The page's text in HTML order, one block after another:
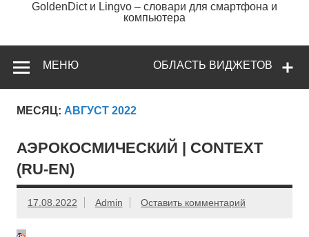
GoldenDict и Lingvo – словари для смартфона и
компьютера
ОБЛАСТЬ ВИДЖЕТОВ
МЕНЮ
МЕСЯЦ: АВГУСТ 2022
АЭРОКОСМИЧЕСКИЙ | CONTEXT
(RU-EN)
17.08.2022 Admin Оставить комментарий